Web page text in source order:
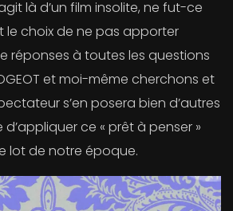
là d’un film insolite, ne fut-ce
le choix de ne pas apporter
réponses à toutes les questions
et moi-même cherchons et
s’en posera bien d’autres
ce « prêt à penser »
lot de notre époque.